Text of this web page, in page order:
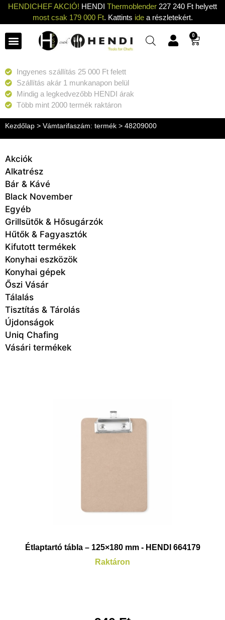
HENDICHEF AKCIÓ! HENDI Thermoblender 227 240 Ft helyett
most csak 179 000 Ft. Kattints idea részletekért.
0
Ingyenes szállítás 25 000 Ft felett
Szállítás akár 1 munkanapon belül
Mindig a legkedvezőbb HENDI árak
Több mint 2000 termék raktáron
Kezdőlap > Vámtarifaszám: termék > 48209000
Akciók
Alkatrész
Bár & Kávé
Black November
Egyéb
Grillsütők & Hősugárzók
Hűtők & Fagyasztók
Kifutott termékek
Konyhai eszközök
Konyhai gépek
Őszi Vásár
Tálalás
Tisztítás & Tárolás
Újdonságok
Uniq Chafing
Vásári termékek
Étlaptartó tábla – 125×180 mm - HENDI 664179
Raktáron